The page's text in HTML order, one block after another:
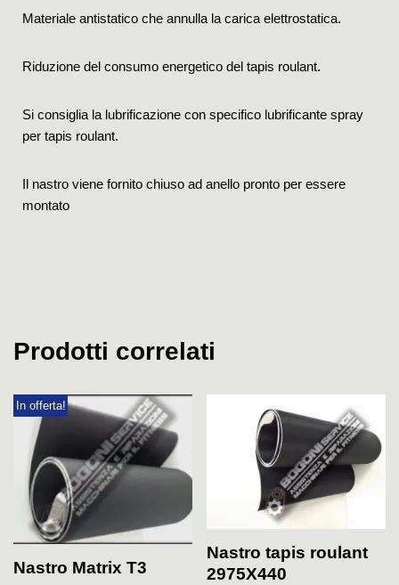
Materiale antistatico che annulla la carica elettrostatica.
Riduzione del consumo energetico del tapis roulant.
Si consiglia la lubrificazione con specifico lubrificante spray
per tapis roulant.
Il nastro viene fornito chiuso ad anello pronto per essere
montato
Prodotti correlati
In offerta!
Nastro Matrix T3
Nastro tapis roulant
2975X440